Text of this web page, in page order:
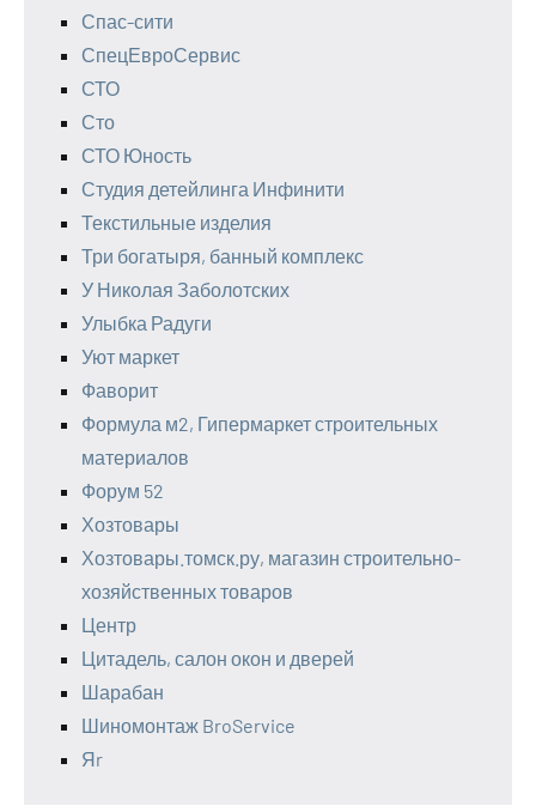
Спас-сити
СпецЕвроСервис
СТО
Сто
СТО Юность
Студия детейлинга Инфинити
Текстильные изделия
Три богатыря, банный комплекс
У Николая Заболотских
Улыбка Радуги
Уют маркет
Фаворит
Формула м2, Гипермаркет строительных
материалов
Форум 52
Хозтовары
Хозтовары.томск.ру, магазин строительно-
хозяйственных товаров
Центр
Цитадель, салон окон и дверей
Шарабан
Шиномонтаж BroService
Яr